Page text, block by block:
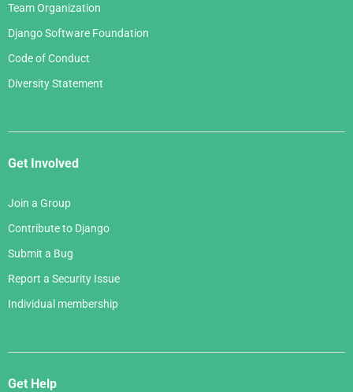
Team Organization
Django Software Foundation
Code of Conduct
Diversity Statement
Get Involved
Join a Group
Contribute to Django
Submit a Bug
Report a Security Issue
Individual membership
Get Help